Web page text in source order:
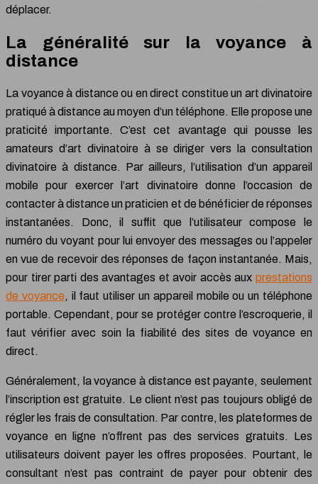
déplacer.
La généralité sur la voyance à
distance
La voyance à distance ou en direct constitue un art divinatoire
pratiqué à distance au moyen d’un téléphone. Elle propose une
praticité importante. C’est cet avantage qui pousse les
amateurs d’art divinatoire à se diriger vers la consultation
divinatoire à distance. Par ailleurs, l’utilisation d’un appareil
mobile pour exercer l’art divinatoire donne l’occasion de
contacter à distance un praticien et de bénéficier de réponses
instantanées. Donc, il suffit que l’utilisateur compose le
numéro du voyant pour lui envoyer des messages ou l’appeler
en vue de recevoir des réponses de façon instantanée. Mais,
pour tirer parti des avantages et avoir accès aux prestations
de voyance, il faut utiliser un appareil mobile ou un téléphone
portable. Cependant, pour se protéger contre l’escroquerie, il
faut vérifier avec soin la fiabilité des sites de voyance en
direct.
Généralement, la voyance à distance est payante, seulement
l’inscription est gratuite. Le client n’est pas toujours obligé de
régler les frais de consultation. Par contre, les plateformes de
voyance en ligne n’offrent pas des services gratuits. Les
utilisateurs doivent payer les offres proposées. Pourtant, le
consultant n’est pas contraint de payer pour obtenir des